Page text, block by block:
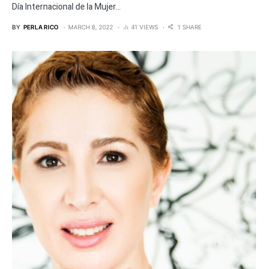
Día Internacional de la Mujer...
BY PERLA RICO MARCH 8, 2022 41 VIEWS 1 SHARE